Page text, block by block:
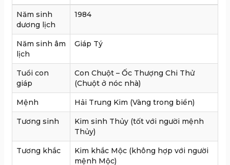
Năm sinh
dương lịch
1984
Năm sinh âm
lịch
Giáp Tý
Tuổi con
giáp
Con Chuột – Ốc Thượng Chi Thử
(Chuột ở nóc nhà)
Mệnh Hải Trung Kim (Vàng trong biển)
Tương sinh
Kim sinh Thủy (tốt với người mệnh
Thủy)
Tương khắc
Kim khắc Mộc (không hợp với người
mệnh Mộc)